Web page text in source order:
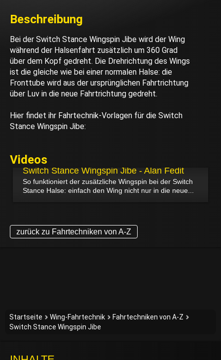
Beschreibung
Bei der Switch Stance Wingspin Jibe wird der Wing
während der Halsenfahrt zusätzlich um 360 Grad
über dem Kopf gedreht. Die Drehrichtung des Wings
ist die gleiche wie bei einer normalen Halse: die
Fronttube wird aus der ursprünglichen Fahrtrichtung
über Luv in die neue Fahrtrichtung gedreht.
Hier findet ihr Fahrtechnik-Vorlagen für die Switch
Stance Wingspin Jibe:
Videos
20.01.2024
Switch Stance Wingspin Jibe - Alan Fedit
So funktioniert der zusätzliche Wingspin bei der Switch
Stance Halse: einfach den Wing nicht nur in die neue...
zurück zu Fahrtechniken von A-Z
Startseite Wing-Fahrtechnik
Fahrtechniken von A-Z
Switch Stance Wingspin Jibe